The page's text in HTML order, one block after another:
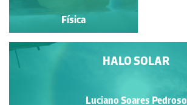
Física
Física
HALO SOLAR
Luciano Soares Pedroso